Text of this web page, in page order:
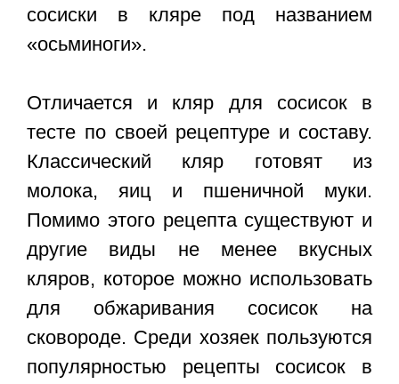
сосиски в кляре под названием
«осьминоги».
Отличается и кляр для сосисок в
тесте по своей рецептуре и составу.
Классический кляр готовят из
молока, яиц и пшеничной муки.
Помимо этого рецепта существуют и
другие виды не менее вкусных
кляров, которое можно использовать
для обжаривания сосисок на
сковороде. Среди хозяек пользуются
популярностью рецепты сосисок в